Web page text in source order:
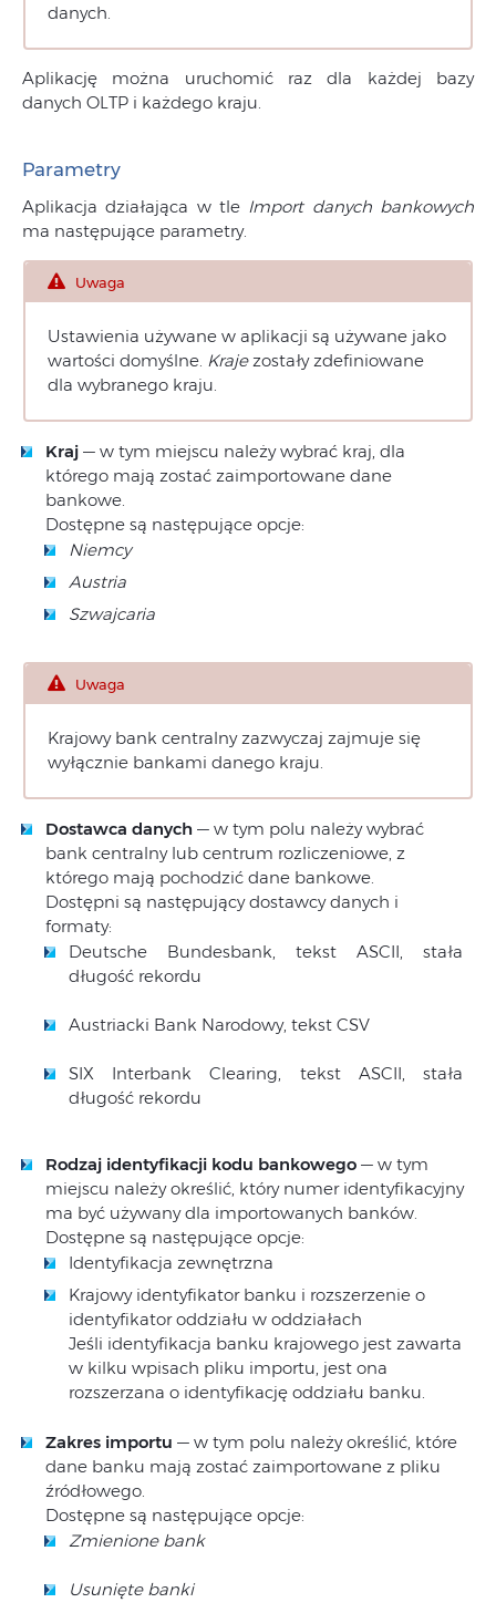
danych.
Aplikację można uruchomić raz dla każdej bazy
danych OLTP i każdego kraju.
Parametry
Aplikacja działająca w tle Import danych bankowych
ma następujące parametry.
Uwaga
Ustawienia używane w aplikacji są używane jako
wartości domyślne. Krajezostały zdefiniowane
dla wybranego kraju.
Kraj — w tym miejscu należy wybrać kraj, dla
którego mają zostać zaimportowane dane
bankowe.
Dostępne są następujące opcje:
Niemcy
Austria
Szwajcaria
Uwaga
Krajowy bank centralny zazwyczaj zajmuje się
wyłącznie bankami danego kraju.
Dostawca danych — w tym polu należy wybrać
bank centralny lub centrum rozliczeniowe, z
którego mają pochodzić dane bankowe.
Dostępni są następujący dostawcy danych i
formaty:
Deutsche Bundesbank, tekst ASCII, stała
długość rekordu
Austriacki Bank Narodowy, tekst CSV
SIX Interbank Clearing, tekst ASCII, stała
długość rekordu
Rodzaj identyfikacji kodu bankowego — w tym
miejscu należy określić, który numer identyfikacyjny
ma być używany dla importowanych banków.
Dostępne są następujące opcje:
Identyfikacja zewnętrzna
Krajowy identyfikator banku i rozszerzenie o
identyfikator oddziału w oddziałach
Jeśli identyfikacja banku krajowego jest zawarta
w kilku wpisach pliku importu, jest ona
rozszerzana o identyfikację oddziału banku.
Zakres importu — w tym polu należy określić, które
dane banku mają zostać zaimportowane z pliku
źródłowego.
Dostępne są następujące opcje:
Zmienione bank
Usunięte banki